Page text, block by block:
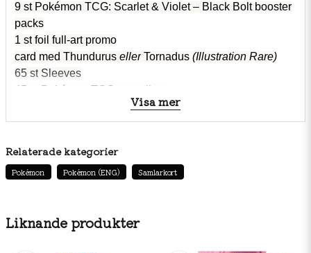
Liknande produkter
9 st Pokémon TCG: Scarlet & Violet – Black Bolt booster
packs
1 st foil full-art promo
card med Thundurus eller Tornadus (Illustration Rare)
65 st Sleeves
45 st Pokémon TCG energikort
spelarguide för Black Bolt-expansionen (SV10.5)
6 st skadetärningar
2 st plastmarkörer för statusförhållanden
1 st förvaringsbox med 4 avdelare
Max 2 per kund.
Visa mer
Relaterade kategorier
Pokémon Pokémon (ENG) Samlarkort